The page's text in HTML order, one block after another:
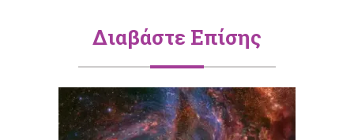
Διαβάστε Επίσης